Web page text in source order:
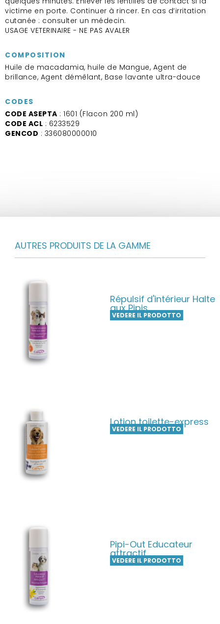
victime en porte. Continuer à rincer. En cas d’irritation
cutanée : consulter un médecin.
USAGE VETERINAIRE - NE PAS AVALER
COMPOSITION
Huile de macadamia, huile de Mangue, Agent de
brillance, Agent démêlant, Base lavante ultra-douce
CODES
CODE ASEPTA : 1601 (Flacon 200 ml)
CODE ACL : 6233529
GENCOD : 336080000010
AUTRES PRODUITS DE LA GAMME
Répulsif d'intérieur Halte
aux Pipis
VEDERE IL PRODOTTO
Lotion toilette-express
VEDERE IL PRODOTTO
Pipi-Out Educateur
attractif
VEDERE IL PRODOTTO